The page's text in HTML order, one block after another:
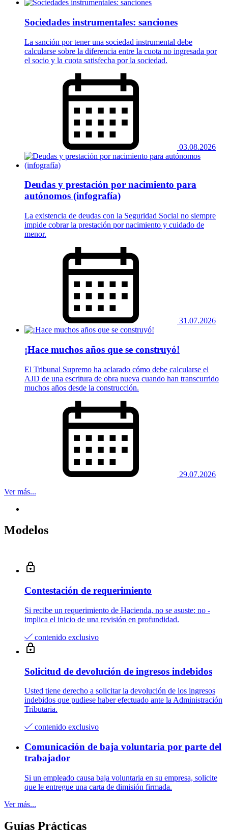
Sociedades instrumentales: sanciones
La sanción por tener una sociedad instrumental debe
calcularse sobre la diferencia entre la cuota no ingresada por
el socio y la cuota satisfecha por la sociedad.
03.08.2026
Deudas y prestación por nacimiento para
autónomos (infografía)
La existencia de deudas con la Seguridad Social no siempre
impide cobrar la prestación por nacimiento y cuidado de
menor.
31.07.2026
¡Hace muchos años que se construyó!
El Tribunal Supremo ha aclarado cómo debe calcularse el
AJD de una escritura de obra nueva cuando han transcurrido
muchos años desde la construcción.
29.07.2026
Ver más...
Modelos
Contestación de requerimiento
Si recibe un requerimiento de Hacienda, no se asuste: no­ ­
implica el inicio de una revisión en profundidad.
contenido exclusivo
Solicitud de devolución de ingresos indebidos
Usted tiene derecho a solicitar la devolución de los ingresos
indebidos que pudiese haber efectuado ante la Administración
Tributaria.
contenido exclusivo
Comunicación de baja voluntaria por parte del
trabajador
Si un empleado causa baja voluntaria en su empresa, solicite
que le entregue una carta de dimisión firmada.
Ver más...
Guías Prácticas